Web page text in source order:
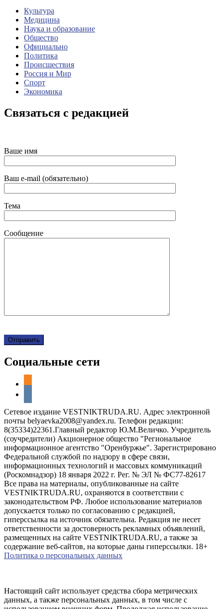
Культура
Медицина
Наука и образование
Общество
Официально
Политика
Происшествия
Россия и Мир
Спорт
Экономика
Связаться с редакцией
Ваше имя
Ваш e-mail (обязательно)
Тема
Сообщение
Социальные сети
Сетевое издание VESTNIKTRUDA.RU. Адрес электронной
почты belyaevka2008@yandex.ru. Телефон редакции:
8(35334)22361.Главный редактор Ю.М.Величко. Учредитель
(соучредители) Акционерное общество "Региональное
информационное агентство "Оренбуржье". Зарегистрировано
Федеральной службой по надзору в сфере связи,
информационных технологий и массовых коммуникаций
(Роскомнадзор) 18 января 2022 г. Рег. № ЭЛ № ФС77-82617
Все права на материалы, опубликованные на сайте
VESTNIKTRUDA.RU, охраняются в соответствии с
законодательством РФ. Любое использование материалов
допускается только по согласованию с редакцией,
гиперссылка на источник обязательна. Редакция не несет
ответственности за достоверность рекламных объявлений,
размещенных на сайте VESTNIKTRUDA.RU, а также за
содержание веб-сайтов, на которые даны гиперссылки. 18+
Политика о персональных данных
Настоящий сайт использует средства сбора метрических
данных, а также персональных данных, в том числе с